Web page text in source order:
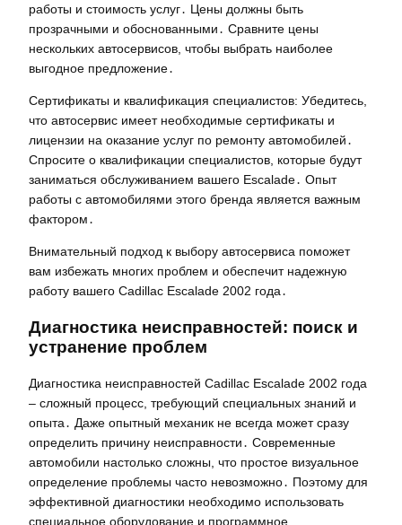
работы и стоимость услуг․ Цены должны быть
прозрачными и обоснованными․ Сравните цены
нескольких автосервисов, чтобы выбрать наиболее
выгодное предложение․
Сертификаты и квалификация специалистов: Убедитесь,
что автосервис имеет необходимые сертификаты и
лицензии на оказание услуг по ремонту автомобилей․
Спросите о квалификации специалистов, которые будут
заниматься обслуживанием вашего Escalade․ Опыт
работы с автомобилями этого бренда является важным
фактором․
Внимательный подход к выбору автосервиса поможет
вам избежать многих проблем и обеспечит надежную
работу вашего Cadillac Escalade 2002 года․
Диагностика неисправностей: поиск и
устранение проблем
Диагностика неисправностей Cadillac Escalade 2002 года
– сложный процесс, требующий специальных знаний и
опыта․ Даже опытный механик не всегда может сразу
определить причину неисправности․ Современные
автомобили настолько сложны, что простое визуальное
определение проблемы часто невозможно․ Поэтому для
эффективной диагностики необходимо использовать
специальное оборудование и программное